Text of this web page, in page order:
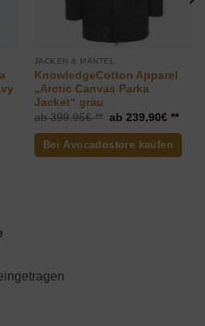
JACKEN & MÄNTEL
KnowledgeCotton Apparel
„Arctic Canvas Parka
Jacket“ grau
399,95€
Ursprünglicher
war:
399,95€
239,90€
ist:
Bei Avocadostore kaufen